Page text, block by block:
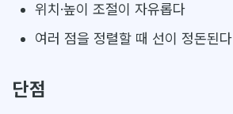
위치·높이 조절이 자유롭다
여러 점을 정렬할 때 선이 정돈된다
단점